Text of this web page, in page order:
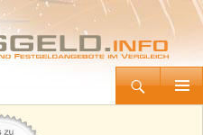
Tagesgeld.info – Tagesgeldkonten vergleichen und Tagesgeld-Zinsen berechnen